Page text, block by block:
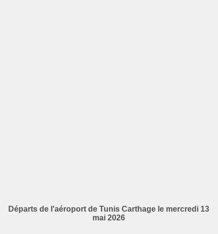
Départs de l'aéroport de Tunis Carthage le mercredi 13
mai 2026